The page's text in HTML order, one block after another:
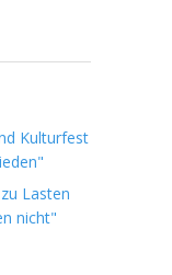
Kulturfest
Lasten
nicht"